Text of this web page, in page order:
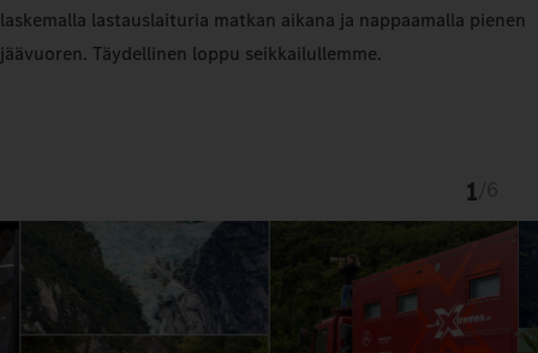
laskemalla lastauslaituria matkan aikana ja nappaamalla pienen
jäävuoren. Täydellinen loppu seikkailullemme.
1